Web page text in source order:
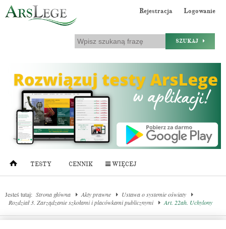
Rejestracja Logowanie
SZUKAJ
TESTY CENNIK WIĘCEJ
Jesteś tutaj: Strona główna Akty prawne
Ustawa o systemie oświaty
Rozdział 3. Zarządzanie szkołami i placówkami publicznymi
Art. 22ah. Uchylony